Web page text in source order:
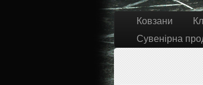
Ковзани
Сувенірна